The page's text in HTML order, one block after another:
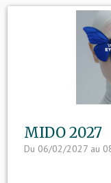
MIDO 2027
Du 06/02/2027 au